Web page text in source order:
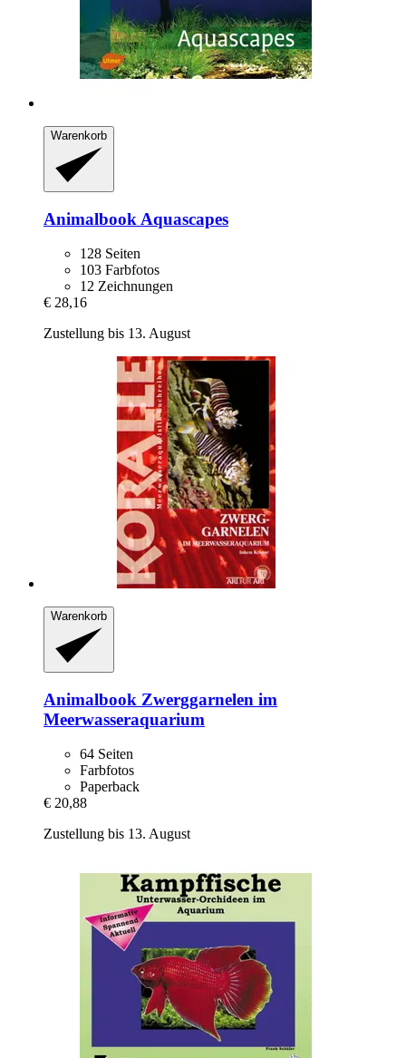
Warenkorb
Animalbook Aquascapes
128 Seiten
103 Farbfotos
12 Zeichnungen
€ 28,16
Zustellung bis 13. August
Warenkorb
Animalbook Zwerggarnelen im
Meerwasseraquarium
64 Seiten
Farbfotos
Paperback
€ 20,88
Zustellung bis 13. August